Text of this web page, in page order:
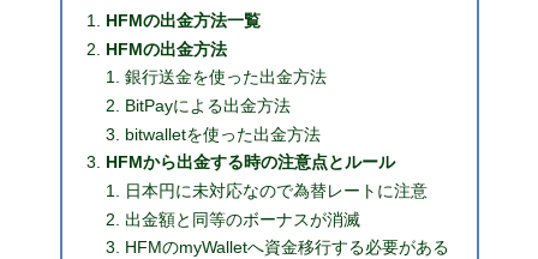
HFMの出金方法一覧
HFMの出金方法
銀行送金を使った出金方法
BitPayによる出金方法
bitwalletを使った出金方法
HFMから出金する時の注意点とルール
日本円に未対応なので為替レートに注意
出金額と同等のボーナスが消滅
HFMのmyWalletへ資金移行する必要がある